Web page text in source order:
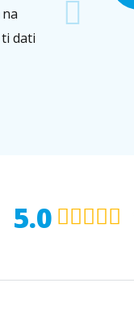
dati
5.0